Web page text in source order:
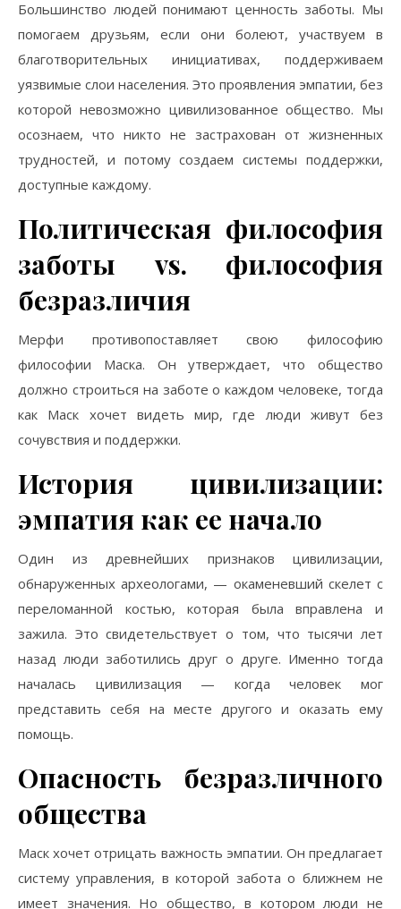
Большинство людей понимают ценность заботы. Мы
помогаем друзьям, если они болеют, участвуем в
благотворительных инициативах, поддерживаем
уязвимые слои населения. Это проявления эмпатии, без
которой невозможно цивилизованное общество. Мы
осознаем, что никто не застрахован от жизненных
трудностей, и потому создаем системы поддержки,
доступные каждому.
Политическая философия
заботы vs. философия
безразличия
Мерфи противопоставляет свою философию
философии Маска. Он утверждает, что общество
должно строиться на заботе о каждом человеке, тогда
как Маск хочет видеть мир, где люди живут без
сочувствия и поддержки.
История цивилизации:
эмпатия как ее начало
Один из древнейших признаков цивилизации,
обнаруженных археологами, — окаменевший скелет с
переломанной костью, которая была вправлена и
зажила. Это свидетельствует о том, что тысячи лет
назад люди заботились друг о друге. Именно тогда
началась цивилизация — когда человек мог
представить себя на месте другого и оказать ему
помощь.
Опасность безразличного
общества
Маск хочет отрицать важность эмпатии. Он предлагает
систему управления, в которой забота о ближнем не
имеет значения. Но общество, в котором люди не